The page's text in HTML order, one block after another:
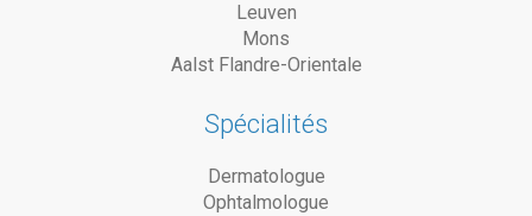
Leuven
Mons
Aalst Flandre-Orientale
Spécialités
Dermatologue
Ophtalmologue